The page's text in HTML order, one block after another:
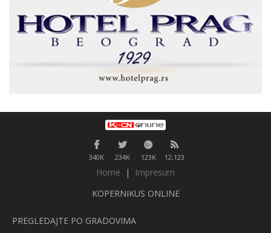
340K 234K 123K 12,123
Home |
Impresum
KOPERNIKUS ONLINE
PREGLEDAJTE PO GRADOVIMA